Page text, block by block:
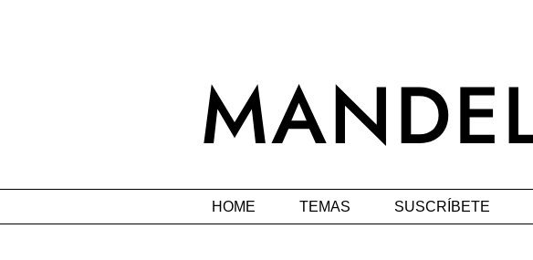
HOME TEMAS SUSCRÍBETE